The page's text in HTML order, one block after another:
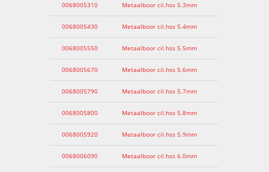
0068005310 Metaalboor cil.hss 5.3mm
0068005430 Metaalboor cil.hss 5.4mm
0068005550 Metaalboor cil.hss 5.5mm
0068005670 Metaalboor cil.hss 5.6mm
0068005790 Metaalboor cil.hss 5.7mm
0068005800 Metaalboor cil.hss 5.8mm
0068005920 Metaalboor cil.hss 5.9mm
0068006090 Metaalboor cil.hss 6.0mm